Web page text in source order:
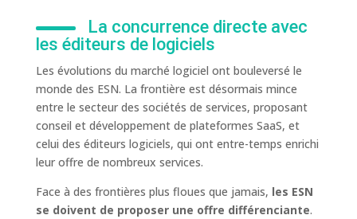
La concurrence directe avec
les éditeurs de logiciels
Les évolutions du marché logiciel ont bouleversé le
monde des ESN. La frontière est désormais mince
entre le secteur des sociétés de services, proposant
conseil et développement de plateformes SaaS, et
celui des éditeurs logiciels, qui ont entre-temps enrichi
leur offre de nombreux services.
Face à des frontières plus floues que jamais, les ESN
se doivent de proposer une offre différenciante.